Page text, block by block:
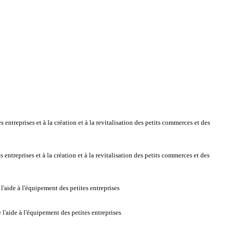
et à la création et à la revitalisation des petits commerces et des
et à la création et à la revitalisation des petits commerces et des
à l'équipement des petites entreprises
à l'équipement des petites entreprises